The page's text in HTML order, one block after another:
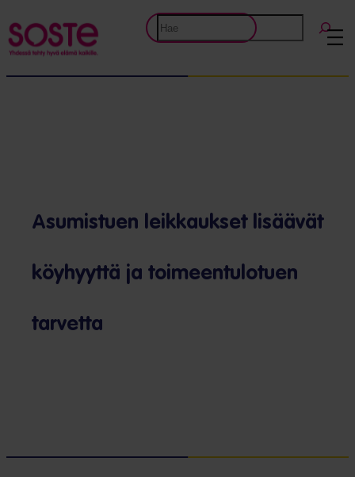
Etsi
Asumistuen leikkaukset lisäävät
köyhyyttä ja toimeentulotuen
tarvetta